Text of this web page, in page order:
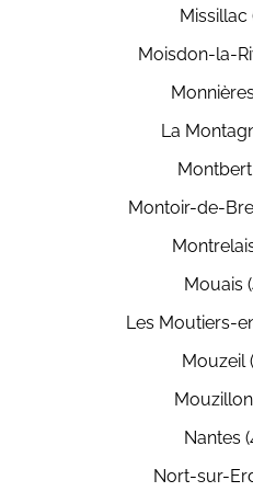
Missillac
Moisdon-la-
La
Montoir-de-
Mouais
Les Moutiers-
Mouzeil
Nantes
Nort-sur-